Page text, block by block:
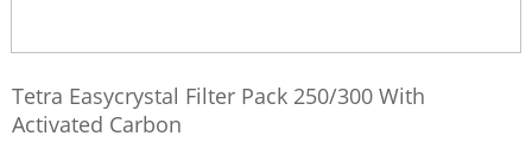
Tetra Easycrystal Filter Pack 250/300 With
Activated Carbon